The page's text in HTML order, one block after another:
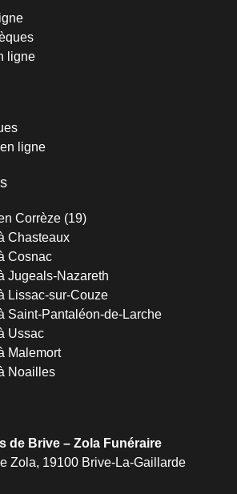
ligne
ligne
Corrèze (19)
Chasteaux
Cosnac
Jugeals-Nazareth
Lissac-sur-Couze
Saint-Pantaléon-de-Larche
Ussac
Malemort
Noailles
de Brive – Zola Funéraire
Zola, 19100 Brive-La-Gaillarde